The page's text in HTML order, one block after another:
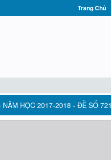
Trang Chủ
HỌC 2017-2018 - ĐỀ SỐ 721